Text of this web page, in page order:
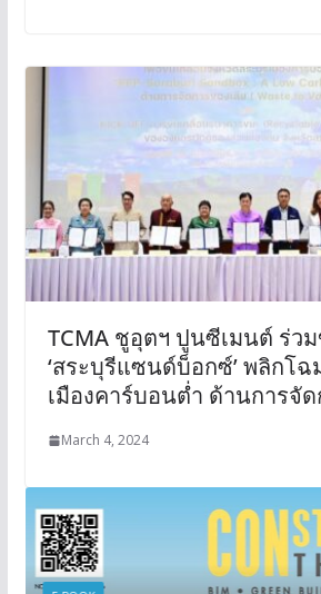
TCMA ชูอุตฯ ปูนซีเมนต์ ร่ว
‘สระบุรีแซนด์บ็อกซ์’ พลิกโฉ
เมืองคาร์บอนต่ำ ด้านการจัด
March 4, 2024